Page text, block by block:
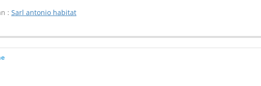
: Sarl antonio habitat